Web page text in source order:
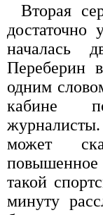
Вторая
достаточно
началась
Переберин
одним
кабине
может
такой
минуту